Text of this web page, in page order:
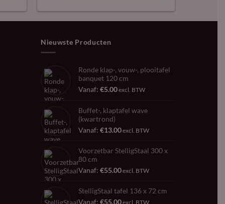
Nieuwste Producten
Ronde klap-, vouw-, plooitafel
banquet 120 cm
Vanaf: €5.00excl. BTW
Buffet-, klaptafel wave
(kwartrond)
Vanaf: €13.00excl. BTW
Voorzetbar StelligStaal 300 x
80 cm
Vanaf: €55.00excl. BTW
StelligStaal tafel 136 x 72 cm
Vanaf: €55.00excl. BTW